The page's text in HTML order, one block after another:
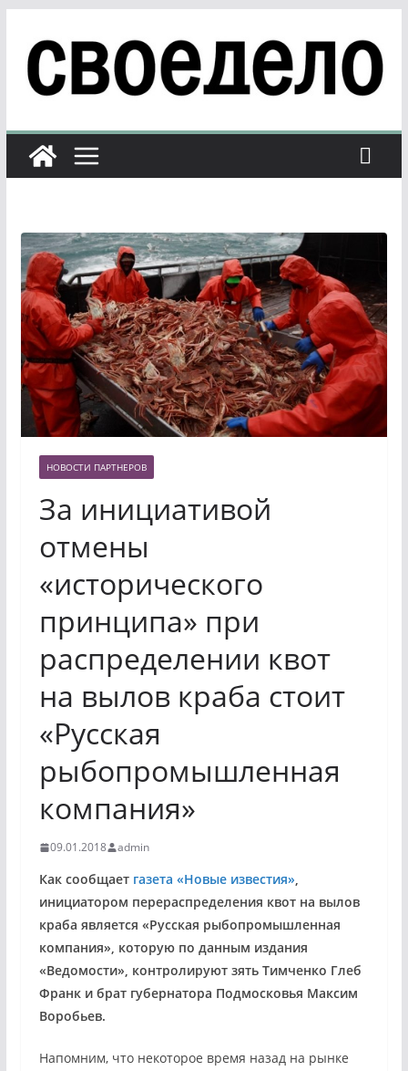
содержимому
НОВОСТИ ПАРТНЕРОВ
За инициативой
отмены
«исторического
принципа» при
распределении квот
на вылов краба стоит
«Русская
рыбопромышленная
компания»
09.01.2018 admin
Как сообщает газета «Новые известия»,
инициатором перераспределения квот на вылов
краба является «Русская рыбопромышленная
компания», которую по данным издания
«Ведомости», контролируют зять Тимченко Глеб
Франк и брат губернатора Подмосковья Максим
Воробьев.
Напомним, что некоторое время назад на рынке